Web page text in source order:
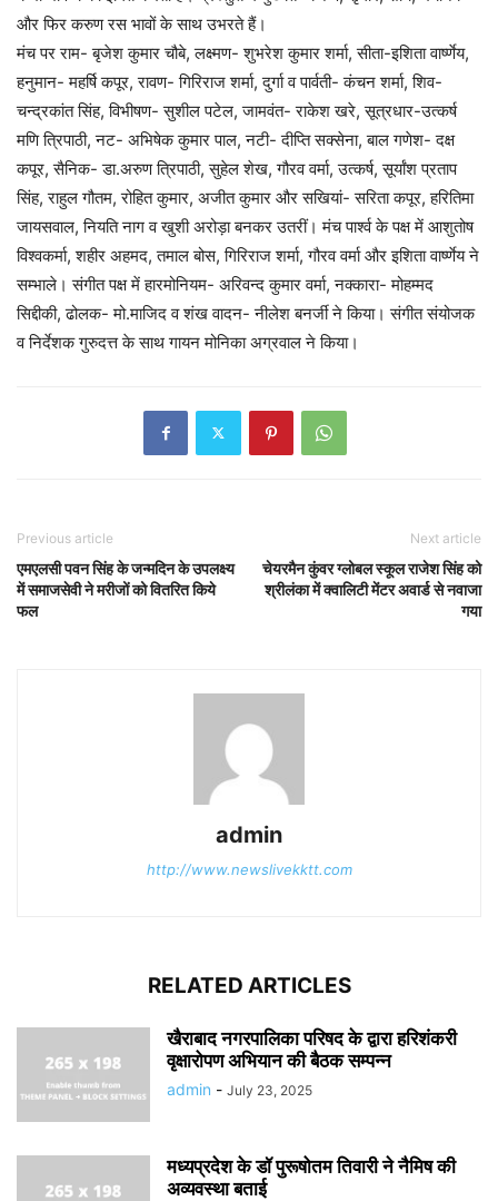
और फिर करुण रस भावों के साथ उभरते हैं।
मंच पर राम- बृजेश कुमार चौबे, लक्ष्मण- शुभरेश कुमार शर्मा, सीता-इशिता वार्ष्णेय,
हनुमान- महर्षि कपूर, रावण- गिरिराज शर्मा, दुर्गा व पार्वती- कंचन शर्मा, शिव-
चन्द्रकांत सिंह, विभीषण- सुशील पटेल, जामवंत- राकेश खरे, सूत्रधार-उत्कर्ष
मणि त्रिपाठी, नट- अभिषेक कुमार पाल, नटी- दीप्ति सक्सेना, बाल गणेश- दक्ष
कपूर, सैनिक- डा.अरुण त्रिपाठी, सुहेल शेख, गौरव वर्मा, उत्कर्ष, सूर्यांश प्रताप
सिंह, राहुल गौतम, रोहित कुमार, अजीत कुमार और सखियां- सरिता कपूर, हरितिमा
जायसवाल, नियति नाग व खुशी अरोड़ा बनकर उतरीं। मंच पार्श्व के पक्ष में आशुतोष
विश्वकर्मा, शहीर अहमद, तमाल बोस, गिरिराज शर्मा, गौरव वर्मा और इशिता वार्ष्णेय ने
सम्भाले। संगीत पक्ष में हारमोनियम- अरिवन्द कुमार वर्मा, नक्कारा- मोहम्मद
सिद्दीकी, ढोलक- मो.माजिद व शंख वादन- नीलेश बनर्जी ने किया। संगीत संयोजक
व निर्देशक गुरुदत्त के साथ गायन मोनिका अग्रवाल ने किया।
Previous article
एमएलसी पवन सिंह के जन्मदिन के उपलक्ष्य
में समाजसेवी ने मरीजों को वितरित किये
फल
Next article
चेयरमैन कुंवर ग्लोबल स्कूल राजेश सिंह को
श्रीलंका में क्वालिटी मेंटर अवार्ड से नवाजा
गया
admin
http://www.newslivekktt.com
RELATED ARTICLES
खैराबाद नगरपालिका परिषद के द्वारा हरिशंकरी
वृक्षारोपण अभियान की बैठक सम्पन्न
admin - July 23, 2025
मध्यप्रदेश के डॉ पुरूषोतम तिवारी ने नैमिष की
अव्यवस्था बताई